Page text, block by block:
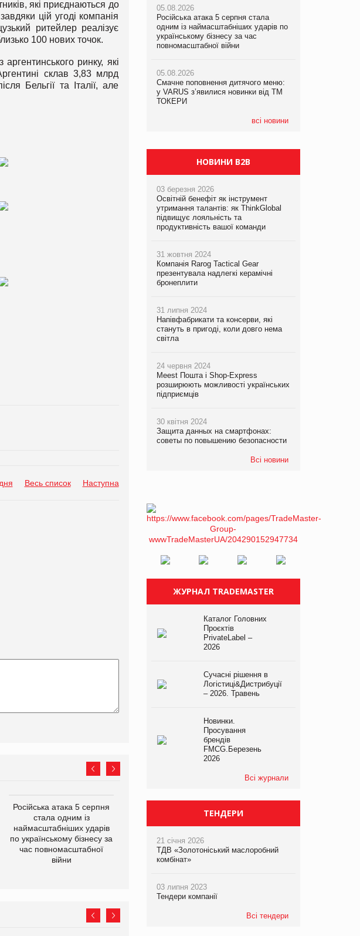
які приєднаються до
цій угоді компанія
ритейлер реалізує
100 нових точок.
ринку, які
склав 3,83 млрд
Бельгії та Італії, але
Весь список Наступна
Російська атака 5 серпня
стала одним із
наймасштабніших ударів
по українському бізнесу за
час повномасштабної
війни
дитячого меню: у VARUS
з’явилися новинки від ТМ
ТОКЕРИ
вироби на
05.08.2026
Російська атака 5 серпня стала
одним із наймасштабніших ударів по
українському бізнесу за час
повномасштабної війни
05.08.2026
Смачне поповнення дитячого меню:
у VARUS з’явилися новинки від ТМ
ТОКЕРИ
всі новини
05.08.2026
Російська атака 5 серпня стала
одним із наймасштабніших ударів по
українському бізнесу за час
повномасштабної війни
05.08.2026
Смачне поповнення дитячого меню:
у VARUS з’явилися новинки від ТМ
ТОКЕРИ
рекламі екологічних продуктів
05.08.2026
AstraZeneca обговорює найбільшу
НОВИНИ B2B
03 березня 2026
Освітній бенефіт як інструмент
утримання талантів: як ThinkGlobal
підвищує лояльність та
продуктивність вашої команди
31 жовтня 2024
Компанія Rarog Tactical Gear
презентувала надлегкі керамічні
бронеплити
31 липня 2024
Напівфабрикати та консерви, які
стануть в пригоді, коли довго нема
світла
24 червня 2024
Meest Пошта і Shop-Express
розширюють можливості українських
підприємців
30 квітня 2024
Защита данных на смартфонах:
советы по повышению безопасности
Всі новини
ЖУРНАЛ TRADEMASTER
Каталог Головних
Проєктів
PrivateLabel –
2026
Сучасні рішення в
Логістиці&Дистрибуції
– 2026. Травень
Новинки.
Просування
брендів
FMCG.Березень
2026
Всі журнали
ТЕНДЕРИ
21 січня 2026
ТДВ «Золотоніський маслоробний
комбінат»
03 липня 2023
Тендери компанії
Всі тендери